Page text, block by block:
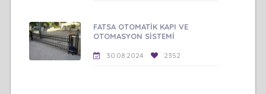
FATSA OTOMATİK KAPI VE
OTOMASYON SİSTEMİ
30.08.2024 2352